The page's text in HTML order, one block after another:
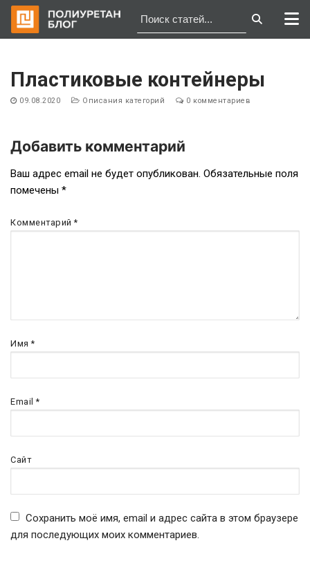
содержимому
Пластиковые контейнеры
09.08.2020 Описания категорий 0 комментариев
Навигация
по
записям
Добавить комментарий
Ваш адрес email не будет опубликован. Обязательные поля
помечены *
Комментарий*
Имя*
Email*
Сайт
Сохранить моё имя, email и адрес сайта в этом браузере
для последующих моих комментариев.